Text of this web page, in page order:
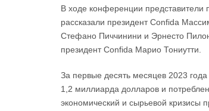
В ходе конференции представители
рассказали президент Confida
Стефано Пиччинини и Эрнесто
президент Confida Марио Тониутти.
За первые десять месяцев 2023
1,2 миллиарда долларов и
экономический и сырьевой кризисы